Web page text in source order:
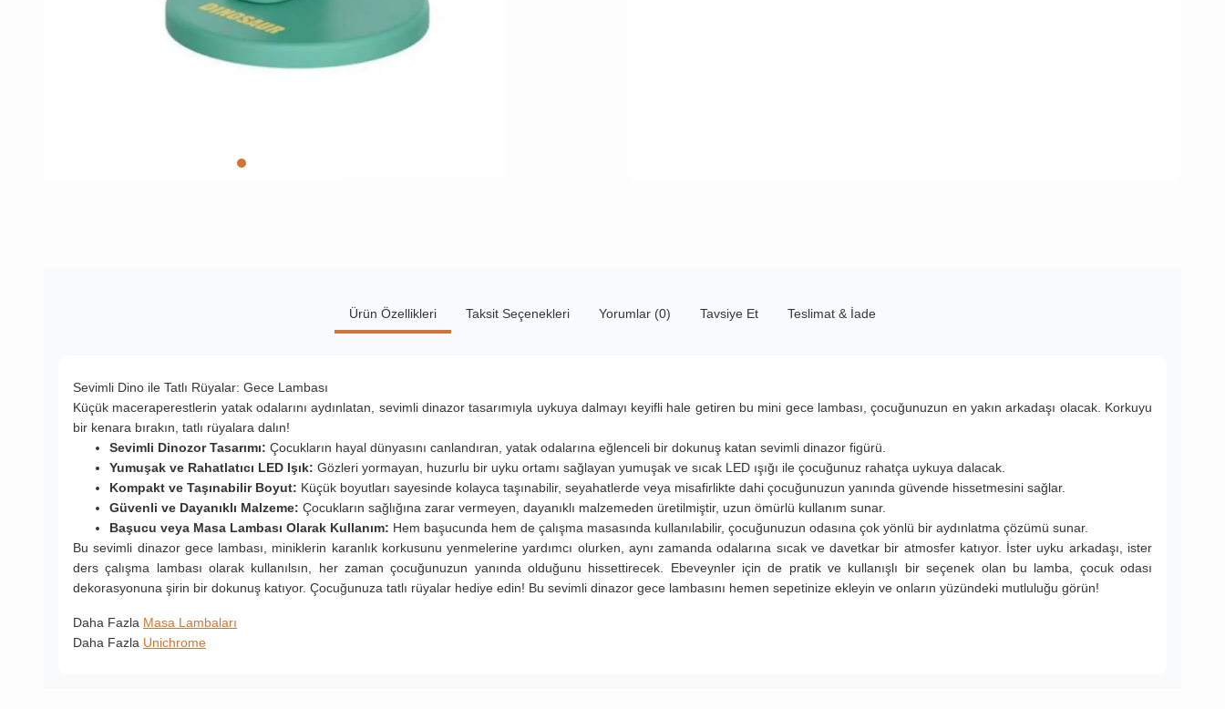
Ürün Özellikleri Taksit Seçenekleri Yorumlar (0) Tavsiye Et Teslimat & İade
Sevimli Dino ile Tatlı Rüyalar: Gece Lambası
Küçük maceraperestlerin yatak odalarını aydınlatan, sevimli dinazor tasarımıyla uykuya dalmayı keyifli hale getiren bu mini gece lambası, çocuğunuzun en yakın arkadaşı olacak. Korkuyu
bir kenara bırakın, tatlı rüyalara dalın!
Sevimli Dinozor Tasarımı: Çocukların hayal dünyasını canlandıran, yatak odalarına eğlenceli bir dokunuş katan sevimli dinazor figürü.
Yumuşak ve Rahatlatıcı LED Işık: Gözleri yormayan, huzurlu bir uyku ortamı sağlayan yumuşak ve sıcak LED ışığı ile çocuğunuz rahatça uykuya dalacak.
Kompakt ve Taşınabilir Boyut: Küçük boyutları sayesinde kolayca taşınabilir, seyahatlerde veya misafirlikte dahi çocuğunuzun yanında güvende hissetmesini sağlar.
Güvenli ve Dayanıklı Malzeme: Çocukların sağlığına zarar vermeyen, dayanıklı malzemeden üretilmiştir, uzun ömürlü kullanım sunar.
Başucu veya Masa Lambası Olarak Kullanım: Hem başucunda hem de çalışma masasında kullanılabilir, çocuğunuzun odasına çok yönlü bir aydınlatma çözümü sunar.
Bu sevimli dinazor gece lambası, miniklerin karanlık korkusunu yenmelerine yardımcı olurken, aynı zamanda odalarına sıcak ve davetkar bir atmosfer katıyor. İster uyku arkadaşı, ister
ders çalışma lambası olarak kullanılsın, her zaman çocuğunuzun yanında olduğunu hissettirecek. Ebeveynler için de pratik ve kullanışlı bir seçenek olan bu lamba, çocuk odası
dekorasyonuna şirin bir dokunuş katıyor. Çocuğunuza tatlı rüyalar hediye edin! Bu sevimli dinazor gece lambasını hemen sepetinize ekleyin ve onların yüzündeki mutluluğu görün!
Daha Fazla Masa Lambaları
Daha Fazla Unichrome